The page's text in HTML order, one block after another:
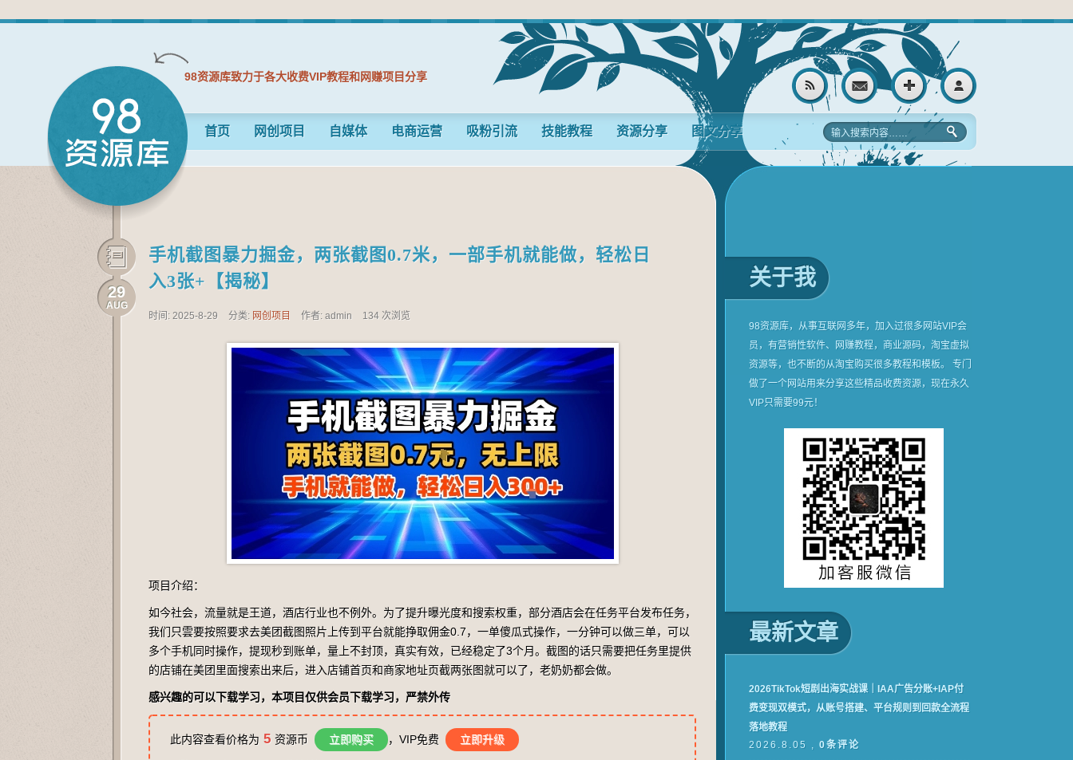
98资源库致力于各大收费VIP教程和网赚项目分享
首页 网创项目 自媒体 电商运营 吸粉引流 技能教程 资源分享 图文分享
29
AUG
手机截图暴力掘金，两张截图0.7米，一部手机就能做，轻松日
入3张+【揭秘】
时间: 2025-8-29 分类: 网创项目 作者: admin 134 次浏览
项目介绍：
如今社会，流量就是王道，酒店行业也不例外。为了提升曝光度和搜索权重，部分酒店会在任务平台发布任务，
我们只雲要按照要求去美团截图照片上传到平台就能挣取佣金0.7，一单傻瓜式操作，一分钟可以做三单，可以
多个手机同时操作，提现秒到账单，量上不封顶，真实有效，已经稳定了3个月。截图的话只需要把任务里提供
的店铺在美团里面搜索出来后，进入店铺首页和商家地址页截两张图就可以了，老奶奶都会做。
感兴趣的可以下载学习，本项目仅供会员下载学习，严禁外传
此内容查看价格为 5 资源币 立即购买 ，VIP免费 立即升级
关于我
98资源库，从事互联网多年，加入过很多网站VIP会
员，有营销性软件、网赚教程，商业源码，淘宝虚拟
资源等，也不断的从淘宝购买很多教程和模板。 专门
做了一个网站用来分享这些精品收费资源，现在永久
VIP只需要99元！
最新文章
2026TikTok短剧出海实战课｜IAA广告分账+IAP付
费变现双模式，从账号搭建、平台规则到回款全流程
落地教程
2026.8.05 , 0条评论